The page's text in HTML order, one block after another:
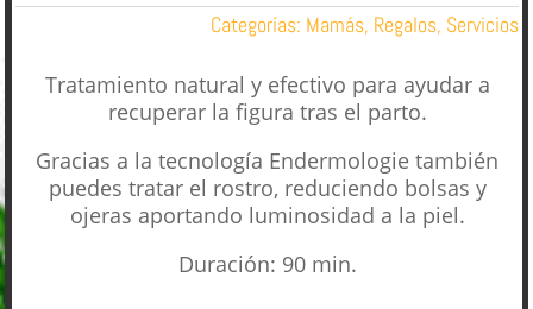
Categorías: Mamás, Regalos, Servicios
Tratamiento natural y efectivo para ayudar a
recuperar la figura tras el parto.
Gracias a la tecnología Endermologie también
puedes tratar el rostro, reduciendo bolsas y
ojeras aportando luminosidad a la piel.
Duración: 90 min.